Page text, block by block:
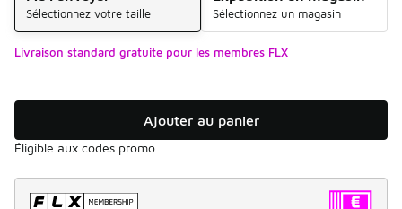
Sélectionnez votre taille Sélectionnez un magasin
Livraison standard gratuite pour les membres FLX
Ajouter au panier
Éligible aux codes promo